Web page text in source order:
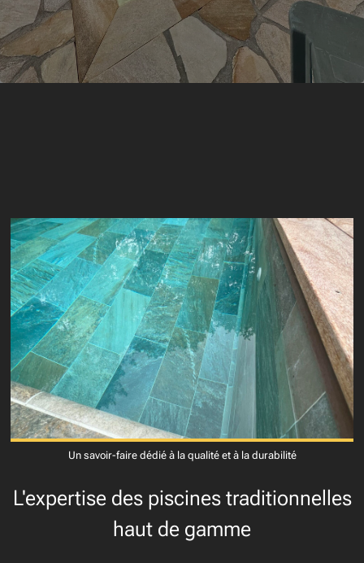
Un savoir-faire dédié à la qualité et à la durabilité
L'expertise des piscines traditionnelles
haut de gamme